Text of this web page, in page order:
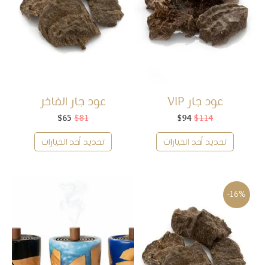
عود جار VIP
$114 السعر
هو:
$114.
$94
هو:
$94.
تحديد أحد الخيارات
عود جار الفاخر
$81 السعر
هو:
$81.
$65
هو:
$65.
تحديد أحد الخيارات
-16%